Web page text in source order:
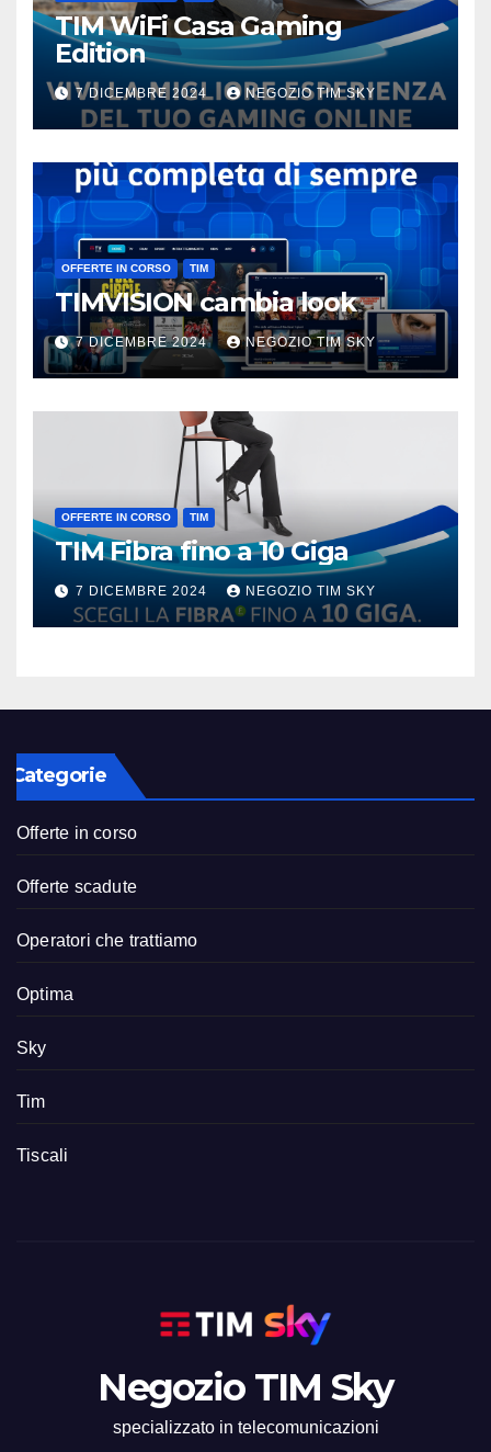
TIM WiFi Casa Gaming
Edition
7 DICEMBRE 2024 NEGOZIO TIM SKY
OFFERTE IN CORSO TIM
TIMVISION cambia look
7 DICEMBRE 2024 NEGOZIO TIM SKY
OFFERTE IN CORSO TIM
TIM Fibra fino a 10 Giga
7 DICEMBRE 2024 NEGOZIO TIM SKY
Categorie
Offerte in corso
Offerte scadute
Operatori che trattiamo
Optima
Sky
Tim
Tiscali
Negozio TIM Sky
specializzato in telecomunicazioni